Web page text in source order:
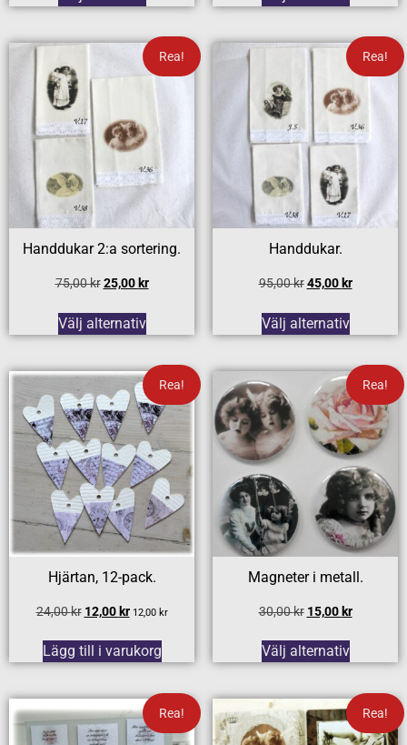
Rea!
Handdukar 2:a sortering.
75,00kr 25,00 kr
Välj alternativ
Rea!
Handdukar.
95,00kr 45,00 kr
Välj alternativ
Rea!
Hjärtan, 12-pack.
24,00kr 12,00kr 12,00 kr
Lägg till i varukorg
Rea!
Magneter i metall.
30,00kr 15,00kr
Välj alternativ
Rea! Rea!